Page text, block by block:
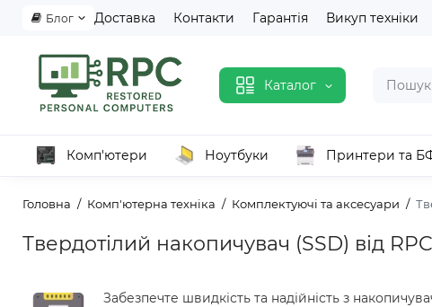
Блог Доставка Контакти Гарантія Викуп техніки
Каталог
Комп'ютери Ноутбуки Принтери та
Головна Комп'ютерна техніка Комплектуючі та аксесуари
Твердотілий накопичувач (SSD) від
Забезпечте швидкість та надійність з